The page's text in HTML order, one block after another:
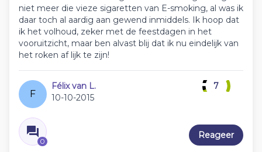
niet meer die vieze sigaretten van E-smoking, al was ik
daar toch al aardig aan gewend inmiddels. Ik hoop dat
ik het volhoud, zeker met de feestdagen in het
vooruitzicht, maar ben alvast blij dat ik nu eindelijk van
het roken af lijk te zijn!
F
Félix van L.
10-10-2015
0
7
Reageer